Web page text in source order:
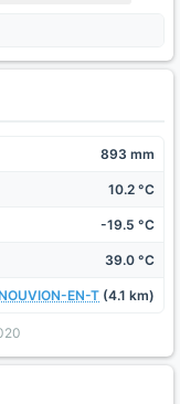
893 mm
10.2 °C
-19.5 °C
39.0 °C
EN-T (4.1 km)